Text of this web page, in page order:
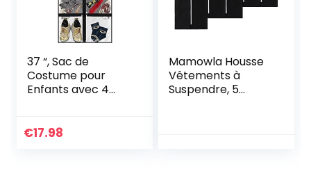
37 “, Sac de
Costume pour
Enfants avec 4
de Costume de
€17.98
Mamowla Housse
Vêtements à
Suspendre, 5